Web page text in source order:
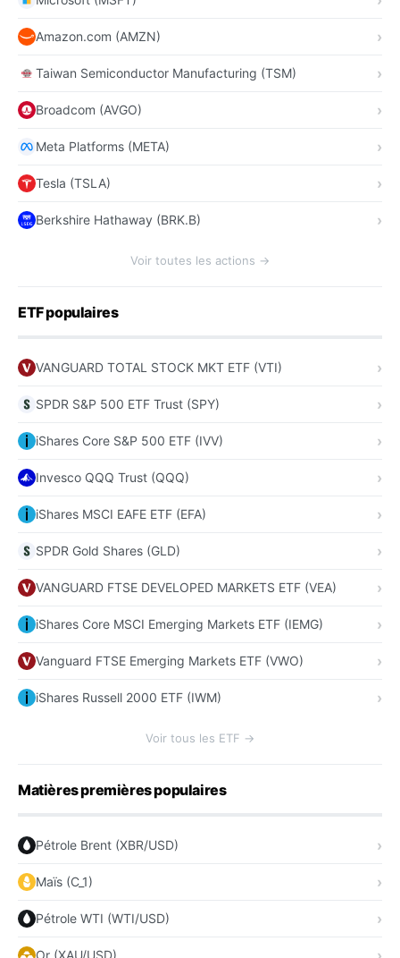
Amazon.com (AMZN)
Taiwan Semiconductor Manufacturing (TSM)
Broadcom (AVGO)
Meta Platforms (META)
Tesla (TSLA)
Berkshire Hathaway (BRK.B)
Voir toutes les actions →
ETF populaires
VANGUARD TOTAL STOCK MKT ETF (VTI)
SPDR S&P 500 ETF Trust (SPY)
iShares Core S&P 500 ETF (IVV)
Invesco QQQ Trust (QQQ)
iShares MSCI EAFE ETF (EFA)
SPDR Gold Shares (GLD)
VANGUARD FTSE DEVELOPED MARKETS ETF (VEA)
iShares Core MSCI Emerging Markets ETF (IEMG)
Vanguard FTSE Emerging Markets ETF (VWO)
iShares Russell 2000 ETF (IWM)
Voir tous les ETF →
Matières premières populaires
Pétrole Brent (XBR/USD)
Maïs (C_1)
Pétrole WTI (WTI/USD)
Or (XAU/USD)